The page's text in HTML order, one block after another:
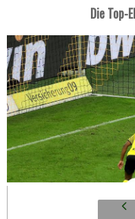
Die Top-